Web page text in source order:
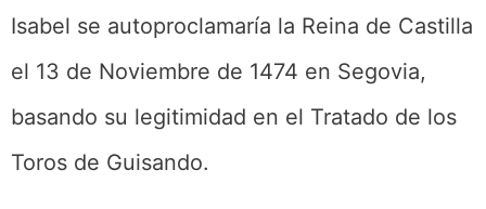
Isabel se autoproclamaría la Reina de Castilla
el 13 de Noviembre de 1474 en Segovia,
basando su legitimidad en el Tratado de los
Toros de Guisando.